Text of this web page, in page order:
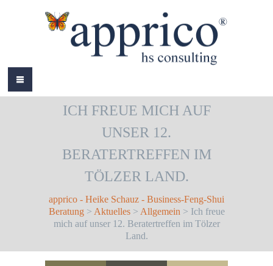
ÜBER MICH
LEISTUNGEN
BÜCHER
ICH FREUE MICH AUF
UNSER 12.
BERATERTREFFEN IM
TÖLZER LAND.
apprico - Heike Schauz - Business-Feng-Shui
Beratung> Aktuelles> Allgemein > Ich freue
mich auf unser 12. Beratertreffen im Tölzer
Land.